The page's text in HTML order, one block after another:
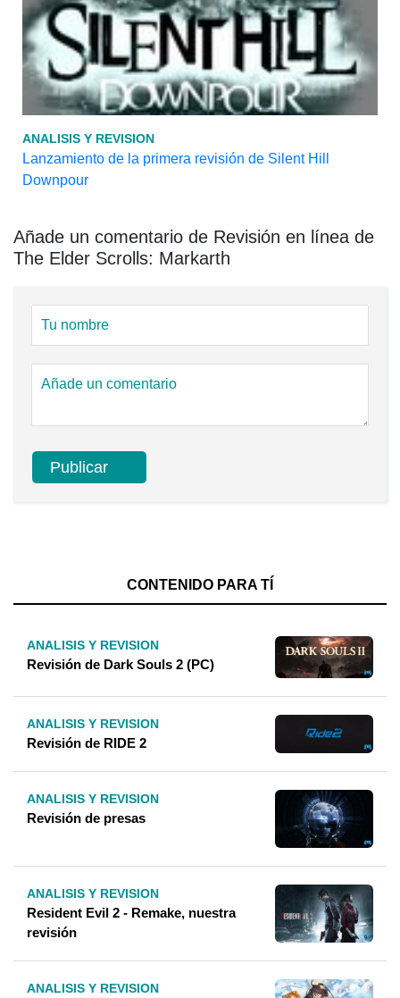
ANALISIS Y REVISION
Lanzamiento de la primera revisión de Silent Hill
Downpour
Añade un comentario de Revisión en línea de
The Elder Scrolls: Markarth
CONTENIDO PARA TÍ
ANALISIS Y REVISION
Revisión de Dark Souls 2 (PC)
ANALISIS Y REVISION
Revisión de RIDE 2
ANALISIS Y REVISION
Revisión de presas
ANALISIS Y REVISION
Resident Evil 2 - Remake, nuestra
revisión
ANALISIS Y REVISION